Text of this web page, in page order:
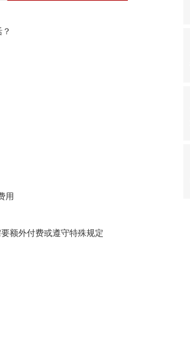
用
额外付费或遵守特殊规定